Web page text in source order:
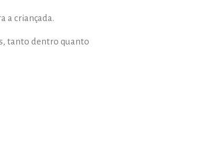
a criançada.
tanto dentro quanto